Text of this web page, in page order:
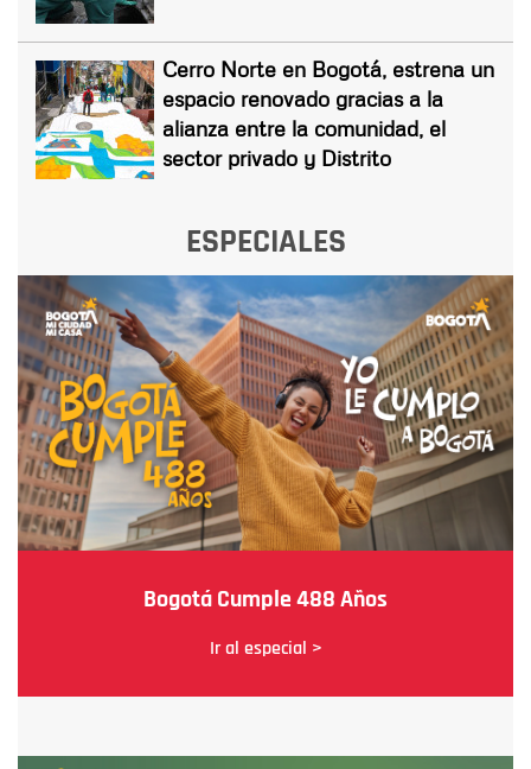
Cerro Norte en Bogotá, estrena un
espacio renovado gracias a la
alianza entre la comunidad, el
sector privado y Distrito
ESPECIALES
Bogotá Cumple 488 Años
Ir al especial >